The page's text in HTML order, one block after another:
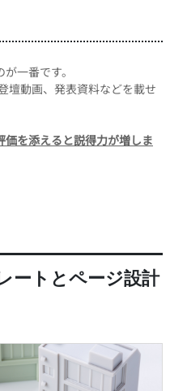
一番です。
壇動画、発表資料などを載せ
価を添えると説得力が増しま
ートとページ設計